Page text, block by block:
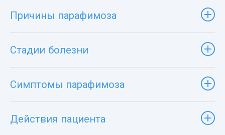
Причины парафимоза
Стадии болезни
Симптомы парафимоза
Действия пациента